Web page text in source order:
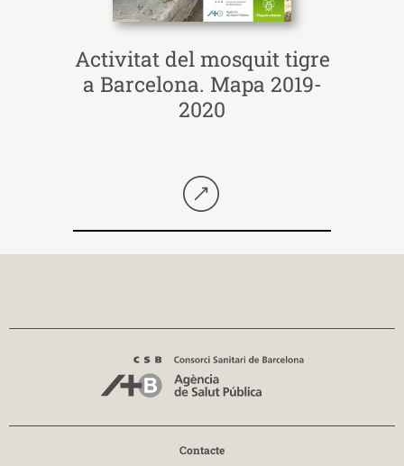
Activitat del mosquit tigre
a Barcelona. Mapa 2019-
2020
Contacte